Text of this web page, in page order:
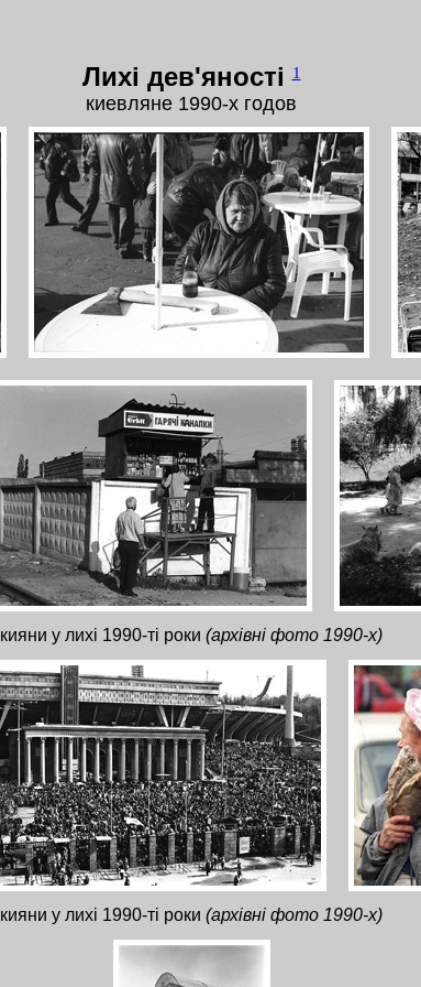
Лихі дев'яності1
киевляне 1990-х годов
кияни у лихі 1990-ті роки (архівні фото 1990-х)
кияни у лихі 1990-ті роки (архівні фото 1990-х)